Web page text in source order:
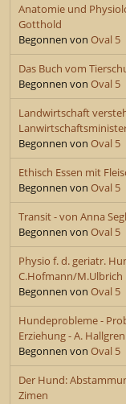
Anatomie und
Gotthold
Begonnen von Oval 5
Das Buch vom
Begonnen von Oval 5
Landwirtschaft
Begonnen von Oval 5
Ethisch Essen mit
Begonnen von Oval 5
Transit - von Anna
Begonnen von Oval 5
Physio f. d. geriatr.
C.Hofmann/M.Ulbrich
Begonnen von Oval 5
Hundeprobleme -
Erziehung - A. Hallgren
Begonnen von Oval 5
Der Hund:
Zimen